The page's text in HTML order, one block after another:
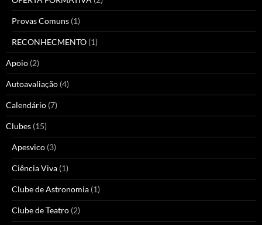
Provas Comuns (1)
RECONHECMENTO (1)
Apoio (2)
Autoavaliação (4)
Calendário (7)
Clubes (15)
Apesvico (3)
Ciência Viva (1)
Clube de Astronomia (1)
Clube de Teatro (2)